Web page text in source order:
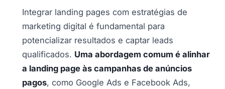
Integrar landing pages com estratégias de
marketing digital é fundamental para
potencializar resultados e captar leads
qualificados. Uma abordagem comum é alinhar
a landing page às campanhas de anúncios
pagos, como Google Ads e Facebook Ads,